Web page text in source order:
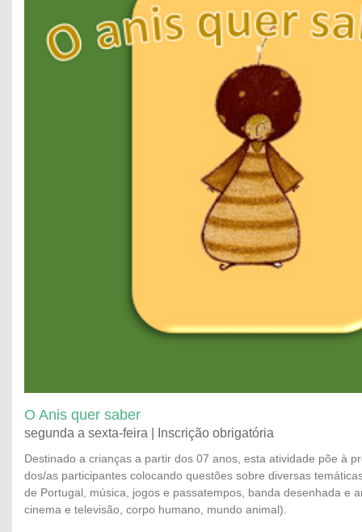
O Anis quer saber
segunda a sexta-feira | Inscrição obrigatória
Destinado a crianças a partir dos 07 anos, esta atividade põe à
dos/as participantes colocando questões sobre diversas
de Portugal, música, jogos e passatempos, banda desenhada e
cinema e televisão, corpo humano, mundo animal).